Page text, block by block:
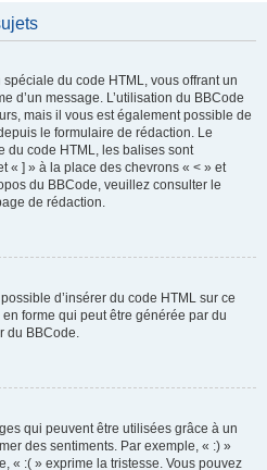
du code HTML, vous offrant un
d’un message. L’utilisation du BBCode
mais il vous est également possible de
le formulaire de rédaction. Le
du code HTML, les balises sont
« ] » à la place des chevrons « < » et
du BBCode, veuillez consulter le
de rédaction.
d’insérer du code HTML sur ce
forme qui peut être générée par du
du BBCode.
qui peuvent être utilisées grâce à un
des sentiments. Par exemple, « :) »
« :( » exprime la tristesse. Vous pouvez